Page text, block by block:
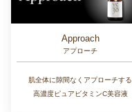
Approach
アプローチ
肌全体に隙間なくアプローチする
高濃度ピュアビタミンC美容液